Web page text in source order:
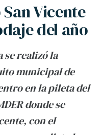
Vicente
del año
se realizó la
municipal de
en la pileta del
donde se
con el